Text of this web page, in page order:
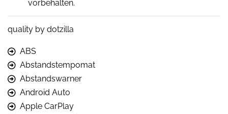
vorbehalten.
quality by dotzilla
ABS
Abstandstempomat
Abstandswarner
Android Auto
Apple CarPlay